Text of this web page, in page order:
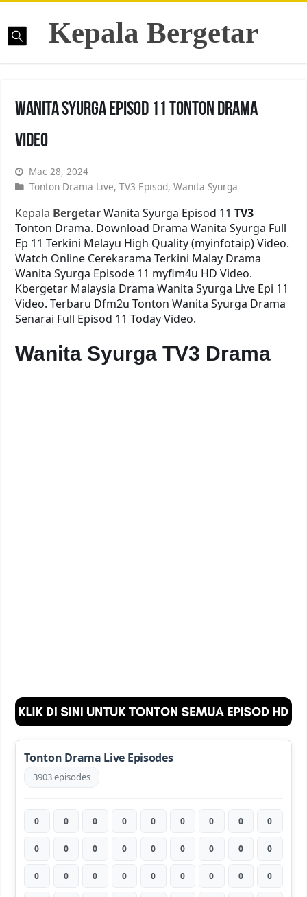
Kepala Bergetar
Wanita Syurga Episod 11 Tonton Drama
Video
Mac 28, 2024
Tonton Drama Live,TV3 Episod,Wanita Syurga
Kepala BergetarWanita Syurga Episod 11TV3
Tonton Drama. Download Drama Wanita Syurga Full
Ep 11 Terkini Melayu High Quality (myinfotaip) Video.
Watch Online Cerekarama Terkini Malay Drama
Wanita Syurga Episode 11 myflm4u HD Video.
Kbergetar Malaysia Drama Wanita Syurga Live Epi 11
Video. Terbaru Dfm2u Tonton Wanita Syurga Drama
Senarai Full Episod 11 Today Video.
Wanita Syurga TV3 Drama
Tonton Drama Live Episodes
3903 episodes
0 0 0 0 0 0 0 0 0
0 0 0 0 0 0 0 0 0
0 0 0 0 0 0 0 0 0